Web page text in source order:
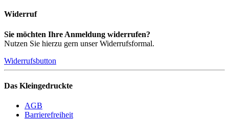
Widerruf
Sie möchten Ihre Anmeldung widerrufen?
Nutzen Sie hierzu gern unser Widerrufsformal.
Widerrufsbutton
Das Kleingedruckte
AGB
Barrierefreiheit